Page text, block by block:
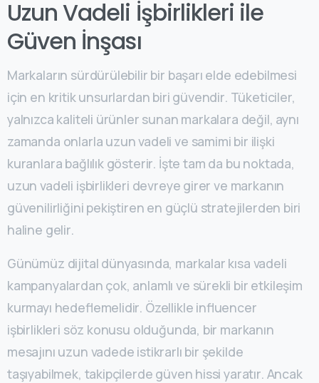
Uzun Vadeli İşbirlikleri ile
Güven İnşası
Markaların sürdürülebilir bir başarı elde edebilmesi
için en kritik unsurlardan biri güvendir. Tüketiciler,
yalnızca kaliteli ürünler sunan markalara değil, aynı
zamanda onlarla uzun vadeli ve samimi bir ilişki
kuranlara bağlılık gösterir. İşte tam da bu noktada,
uzun vadeli işbirlikleri devreye girer ve markanın
güvenilirliğini pekiştiren en güçlü stratejilerden biri
haline gelir.
Günümüz dijital dünyasında, markalar kısa vadeli
kampanyalardan çok, anlamlı ve sürekli bir etkileşim
kurmayı hedeflemelidir. Özellikle influencer
işbirlikleri söz konusu olduğunda, bir markanın
mesajını uzun vadede istikrarlı bir şekilde
taşıyabilmek, takipçilerde güven hissi yaratır. Ancak